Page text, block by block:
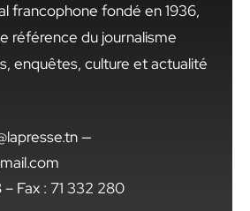
francophone fondé en 1936,
référence du journalisme
enquêtes, culture et actualité
—
– Fax : 71 332 280